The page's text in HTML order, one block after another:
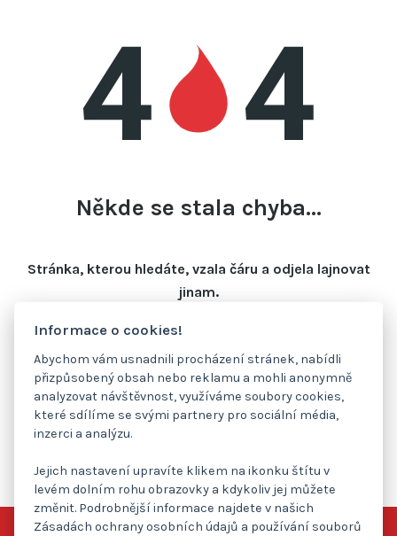
Někde se stala chyba...
Stránka, kterou hledáte, vzala čáru a odjela lajnovat
jinam.
Zkontrolujte prosím zadanou adresu nebo se vraťte na
hlavní stránku.
Domovská stránka
Informace o cookies!
Abychom vám usnadnili procházení stránek, nabídli
přizpůsobený obsah nebo reklamu a mohli anonymně
analyzovat návštěvnost, využíváme soubory cookies,
které sdílíme se svými partnery pro sociální média,
inzerci a analýzu.
Jejich nastavení upravíte klikem na ikonku štítu v
levém dolním rohu obrazovky a kdykoliv jej můžete
změnit. Podrobnější informace najdete v našich
Zásadách ochrany osobních údajů a používání souborů